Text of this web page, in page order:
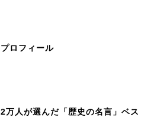
プロフィール
2万人が選んだ「歴史の名言」ベス